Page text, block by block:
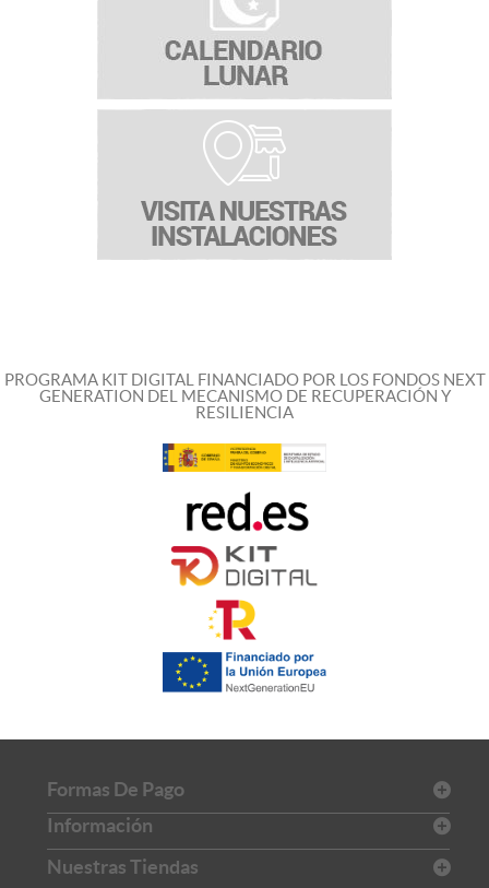
PROGRAMA KIT DIGITAL FINANCIADO POR LOS FONDOS NEXT
GENERATION DEL MECANISMO DE RECUPERACIÓN Y
RESILIENCIA
Formas De Pago
Información
Nuestras Tiendas